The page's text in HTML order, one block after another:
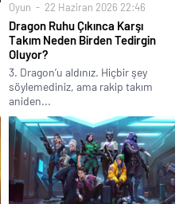
Oyun 22 Haziran 2026 22:46
Dragon Ruhu Çıkınca Karşı
Takım Neden Birden Tedirgin
Oluyor?
3. Dragon’u aldınız. Hiçbir şey
söylemediniz, ama rakip takım
aniden...